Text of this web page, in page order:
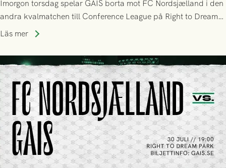
Imorgon torsdag spelar GAIS borta mot FC Nordsjælland i den
andra kvalmatchen till Conference League på Right to Dream
Park! Fredrik Holmberg och ledarstaben har tagit ut följande
Läs mer